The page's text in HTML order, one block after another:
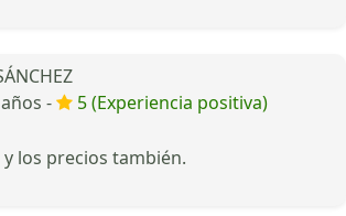
-
5 (Experiencia positiva)
los precios también.